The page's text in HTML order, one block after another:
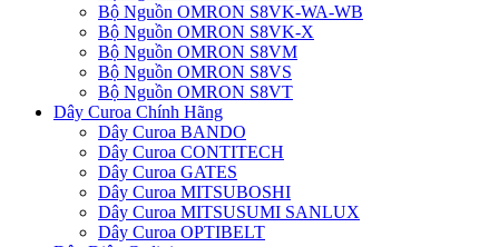
Bộ Nguồn OMRON S8VK-WA-WB
Bộ Nguồn OMRON S8VK-X
Bộ Nguồn OMRON S8VM
Bộ Nguồn OMRON S8VS
Bộ Nguồn OMRON S8VT
Dây Curoa Chính Hãng
Dây Curoa BANDO
Dây Curoa CONTITECH
Dây Curoa GATES
Dây Curoa MITSUBOSHI
Dây Curoa MITSUSUMI SANLUX
Dây Curoa OPTIBELT